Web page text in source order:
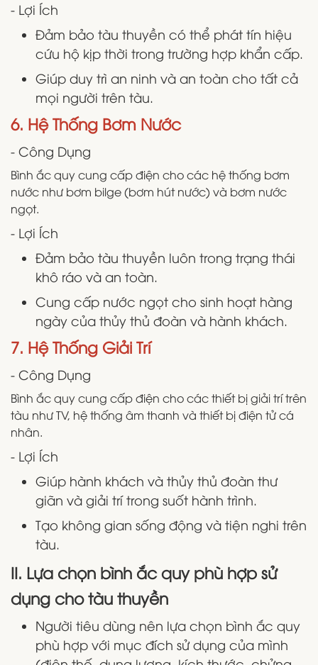
- Lợi Ích
Đảm bảo tàu thuyền có thể phát tín hiệu
cứu hộ kịp thời trong trường hợp khẩn cấp.
Giúp duy trì an ninh và an toàn cho tất cả
mọi người trên tàu.
6. Hệ Thống Bơm Nước
- Công Dụng
Bình ắc quy cung cấp điện cho các hệ thống bơm
nước như bơm bilge (bơm hút nước) và bơm nước
ngọt.
- Lợi Ích
Đảm bảo tàu thuyền luôn trong trạng thái
khô ráo và an toàn.
Cung cấp nước ngọt cho sinh hoạt hàng
ngày của thủy thủ đoàn và hành khách.
7. Hệ Thống Giải Trí
- Công Dụng
Bình ắc quy cung cấp điện cho các thiết bị giải trí trên
tàu như TV, hệ thống âm thanh và thiết bị điện tử cá
nhân.
- Lợi Ích
Giúp hành khách và thủy thủ đoàn thư
giãn và giải trí trong suốt hành trình.
Tạo không gian sống động và tiện nghi trên
tàu.
II. Lựa chọn bình ắc quy phù hợp sử
dụng cho tàu thuyền
Người tiêu dùng nên lựa chọn bình ắc quy
phù hợp với mục đích sử dụng của mình